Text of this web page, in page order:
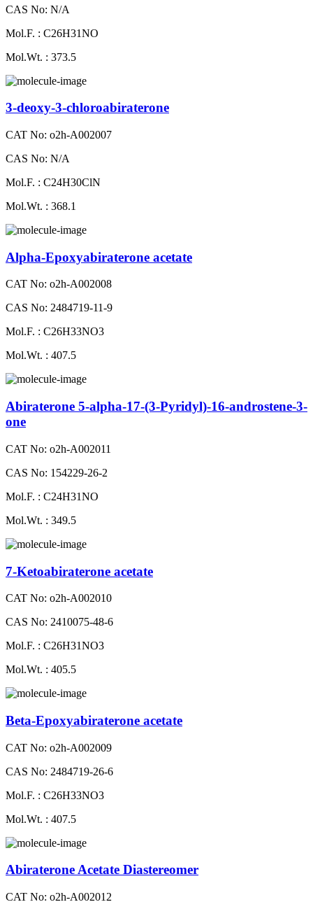
CAS No: N/A
Mol.F. : C26H31NO
Mol.Wt. : 373.5
3-deoxy-3-chloroabiraterone
CAT No: o2h-A002007
CAS No: N/A
Mol.F. : C24H30ClN
Mol.Wt. : 368.1
Alpha-Epoxyabiraterone acetate
CAT No: o2h-A002008
CAS No: 2484719-11-9
Mol.F. : C26H33NO3
Mol.Wt. : 407.5
Abiraterone 5-alpha-17-(3-Pyridyl)-16-androstene-3-
one
CAT No: o2h-A002011
CAS No: 154229-26-2
Mol.F. : C24H31NO
Mol.Wt. : 349.5
7-Ketoabiraterone acetate
CAT No: o2h-A002010
CAS No: 2410075-48-6
Mol.F. : C26H31NO3
Mol.Wt. : 405.5
Beta-Epoxyabiraterone acetate
CAT No: o2h-A002009
CAS No: 2484719-26-6
Mol.F. : C26H33NO3
Mol.Wt. : 407.5
Abiraterone Acetate Diastereomer
CAT No: o2h-A002012